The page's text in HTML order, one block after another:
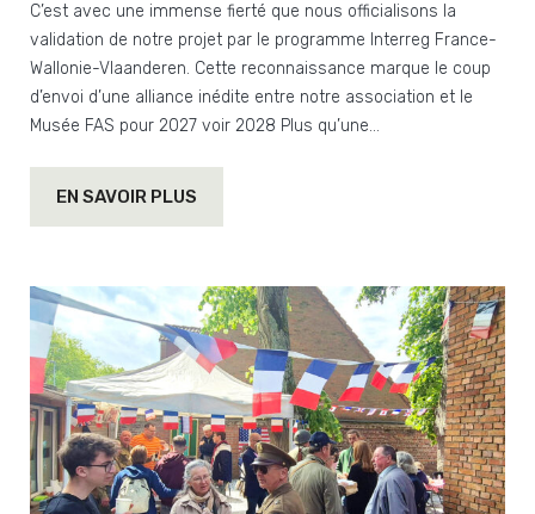
C’est avec une immense fierté que nous officialisons la
validation de notre projet par le programme Interreg France-
Wallonie-Vlaanderen. Cette reconnaissance marque le coup
d’envoi d’une alliance inédite entre notre association et le
Musée FAS pour 2027 voir 2028 Plus qu’une…
EN SAVOIR PLUS